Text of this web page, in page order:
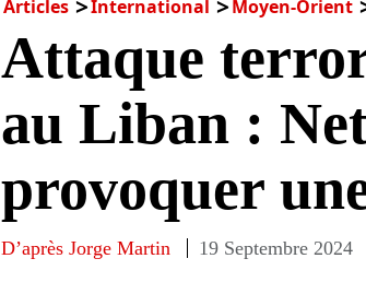
Articles International Moyen-Orient
Attaque
au Liban :
provoquer
D’après Jorge Martin 19 Septembre 2024